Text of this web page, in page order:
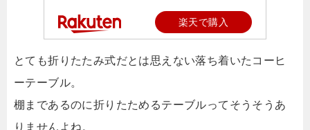
楽天で購入
とても折りたたみ式だとは思えない落ち着いたコーヒ
ーテーブル。
棚まであるのに折りたためるテーブルってそうそうあ
りませんよね。